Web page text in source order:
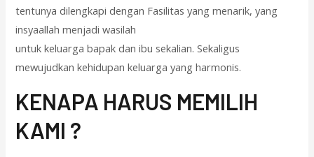
tentunya dilengkapi dengan Fasilitas yang menarik, yang
insyaallah menjadi wasilah
untuk keluarga bapak dan ibu sekalian. Sekaligus
mewujudkan kehidupan keluarga yang harmonis.
KENAPA HARUS MEMILIH
KAMI ?